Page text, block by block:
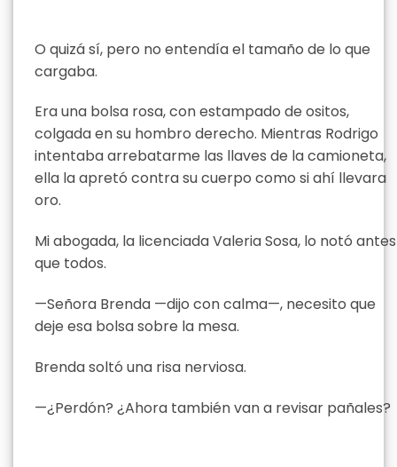
O quizá sí, pero no entendía el tamaño de lo que
cargaba.
Era una bolsa rosa, con estampado de ositos,
colgada en su hombro derecho. Mientras Rodrigo
intentaba arrebatarme las llaves de la camioneta,
ella la apretó contra su cuerpo como si ahí llevara
oro.
Mi abogada, la licenciada Valeria Sosa, lo notó antes
que todos.
—Señora Brenda —dijo con calma—, necesito que
deje esa bolsa sobre la mesa.
Brenda soltó una risa nerviosa.
—¿Perdón? ¿Ahora también van a revisar pañales?